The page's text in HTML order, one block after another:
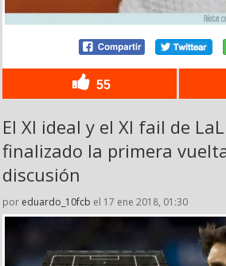
55
El XI ideal y el XI fail de
finalizado la primera
discusión
por eduardo_10fcb el 17 ene 2018, 01:30